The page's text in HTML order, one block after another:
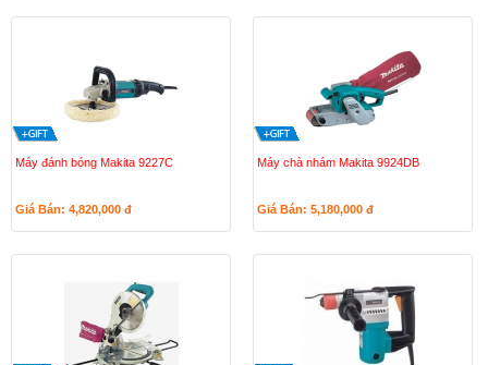
Máy đánh bóng Makita 9227C
Giá Bán: 4,820,000 đ
Máy chà nhám Makita 9924DB
Giá Bán: 5,180,000 đ